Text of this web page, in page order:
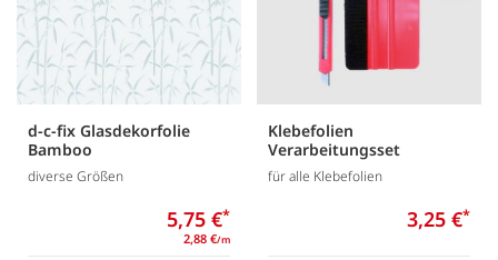
d-c-fix Glasdekorfolie
Bamboo
diverse Größen
5,75 €*
2,88 €/m
Klebefolien
Verarbeitungsset
für alle Klebefolien
3,25 €*